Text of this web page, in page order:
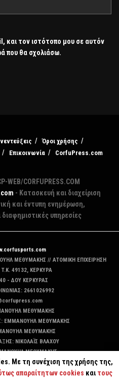
και τον ιστότοπο μου σε αυτόν
που θα σχολιάσω.
Όροι χρήσης
Επικοινωνία CorfuPress.com
WEB/CORFUPRESS.COM
- Κατασκευή και διαχείριση
και έντυπη ενημέρωση,
υπηρεσίες
ΜΕΘΥΜΑΚΗΣ // ΑΤΟΜΙΚΗ ΕΠΙΧΕΙΡΗΣΗ
49132, ΚΕΡΚΥΡΑ
- ΔΟΥ ΚΕΡΚΥΡΑΣ
2661026992
ΜΕΘΥΜΑΚΗΣ
ΜΕΘΥΜΑΚΗΣ
ΜΕΘΥΜΑΚΗΣ
ΝΙΚΟΛΑΪΣ ΒΛΑΧΟΥ
ΜΕΘΥΜΑΚΗΣ
ΕΜΜΑΝΟΥΗΛ ΜΕΘΥΜΑΚΗΣ
Με τη συνέχιση της χρήσης της,
απαραίτητων cookies και τους